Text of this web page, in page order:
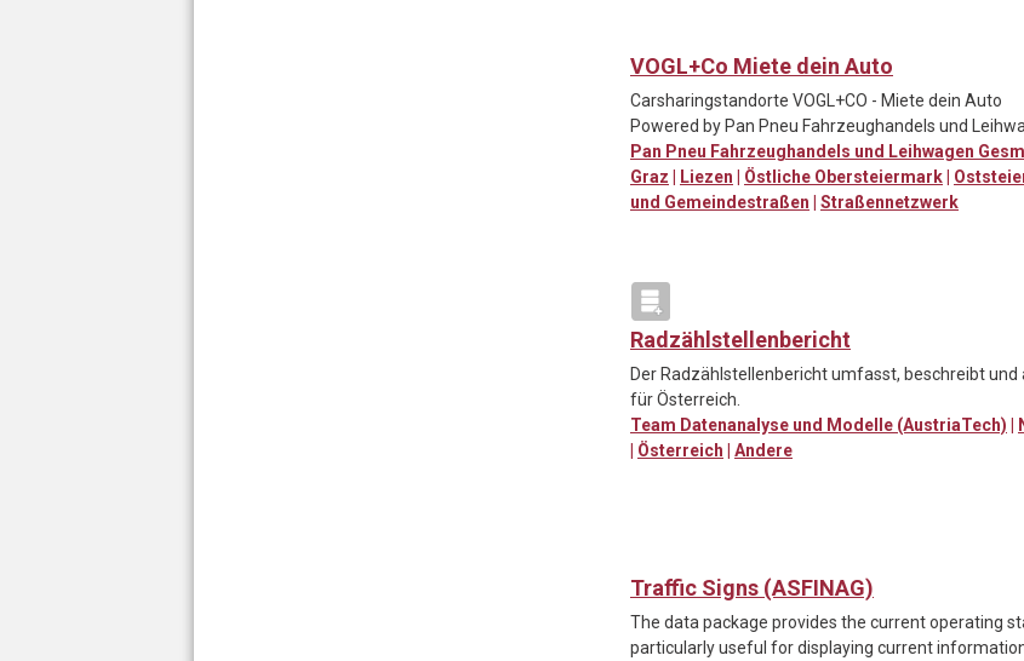
VOGL+Co Miete dein Auto
Carsharingstandorte VOGL+CO - Miete dein Auto
Powered by Pan Pneu Fahrzeughandels und
Pan Pneu Fahrzeughandels und Leihwagen
Graz | Liezen | Östliche Obersteiermark|
und Gemeindestraßen | Straßennetzwerk
Radzählstellenbericht
Der Radzählstellenbericht umfasst, beschreibt
für Österreich.
Team Datenanalyse und Modelle (AustriaTech) |
| Österreich | Andere
Traffic Signs (ASFINAG)
The data package provides the current operating
particularly useful for displaying current